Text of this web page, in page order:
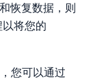
恢复数据，则
将您的
您可以通过